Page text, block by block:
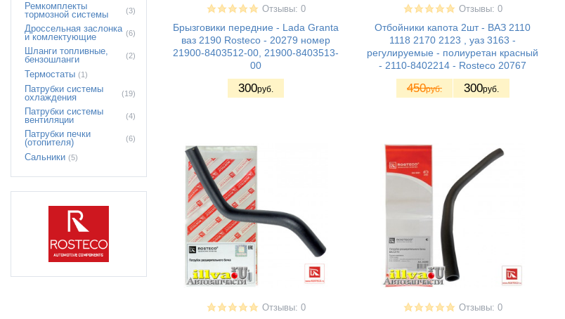
Ремкомплекты
тормозной системы
(3)
Дроссельная заслонка
и комлектующие
(6)
Шланги топливные,
бензошланги
(2)
Термостаты (1)
Патрубки системы
охлаждения
(19)
Патрубки системы
вентиляции
(4)
Патрубки печки
(отопителя)
(6)
Сальники (5)
Отзывы: 0
Брызговики передние - Lada Granta
ваз 2190 Rosteco - 20279 номер
21900-8403512-00, 21900-8403513-
00
300руб.
Отзывы: 0
Отбойники капота 2шт - ВАЗ 2110
1118 2170 2123 , уаз 3163 -
регулируемые - полиуретан красный
- 2110-8402214 - Rosteco 20767
450руб. 300руб.
Отзывы: 0 Отзывы: 0